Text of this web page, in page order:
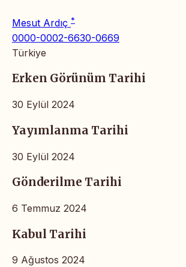
Mesut Ardıç *
0000-0002-6630-0669
Türkiye
Erken Görünüm Tarihi
30 Eylül 2024
Yayımlanma Tarihi
30 Eylül 2024
Gönderilme Tarihi
6 Temmuz 2024
Kabul Tarihi
9 Ağustos 2024